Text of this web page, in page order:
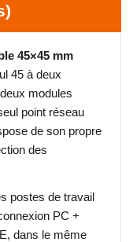
45×45 mm
45 à deux
modules
point réseau
de son propre
des
postes de travail
PC +
dans le même